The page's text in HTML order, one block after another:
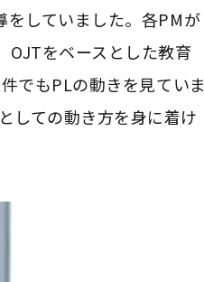
をしていました。各PMが
OJTをベースとした教育
でもPLの動きを見ていま
しての動き方を身に着け